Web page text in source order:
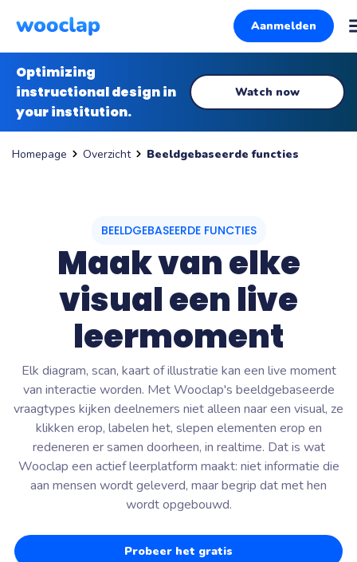
Aanmelden
Optimizing
instructional design in
your institution.
Watch now
Homepage Overzicht Beeldgebaseerde functies
BEELDGEBASEERDE FUNCTIES
Maak van elke
visual een live
leermoment
Elk diagram, scan, kaart of illustratie kan een live moment
van interactie worden. Met Wooclap's beeldgebaseerde
vraagtypes kijken deelnemers niet alleen naar een visual, ze
klikken erop, labelen het, slepen elementen erop en
redeneren er samen doorheen, in realtime. Dat is wat
Wooclap een actief leerplatform maakt: niet informatie die
aan mensen wordt geleverd, maar begrip dat met hen
wordt opgebouwd.
Probeer het gratis